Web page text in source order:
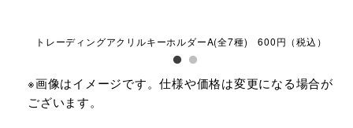
トレーディングアクリルキーホルダーA(全7種) 600円（税込）​
※画像はイメージです。仕様や価格は変更になる場合が
ございます。​